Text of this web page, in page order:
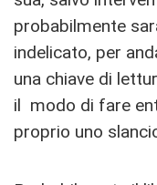
probabilmente
indelicato, per
una chiave di
il modo di fare
proprio uno